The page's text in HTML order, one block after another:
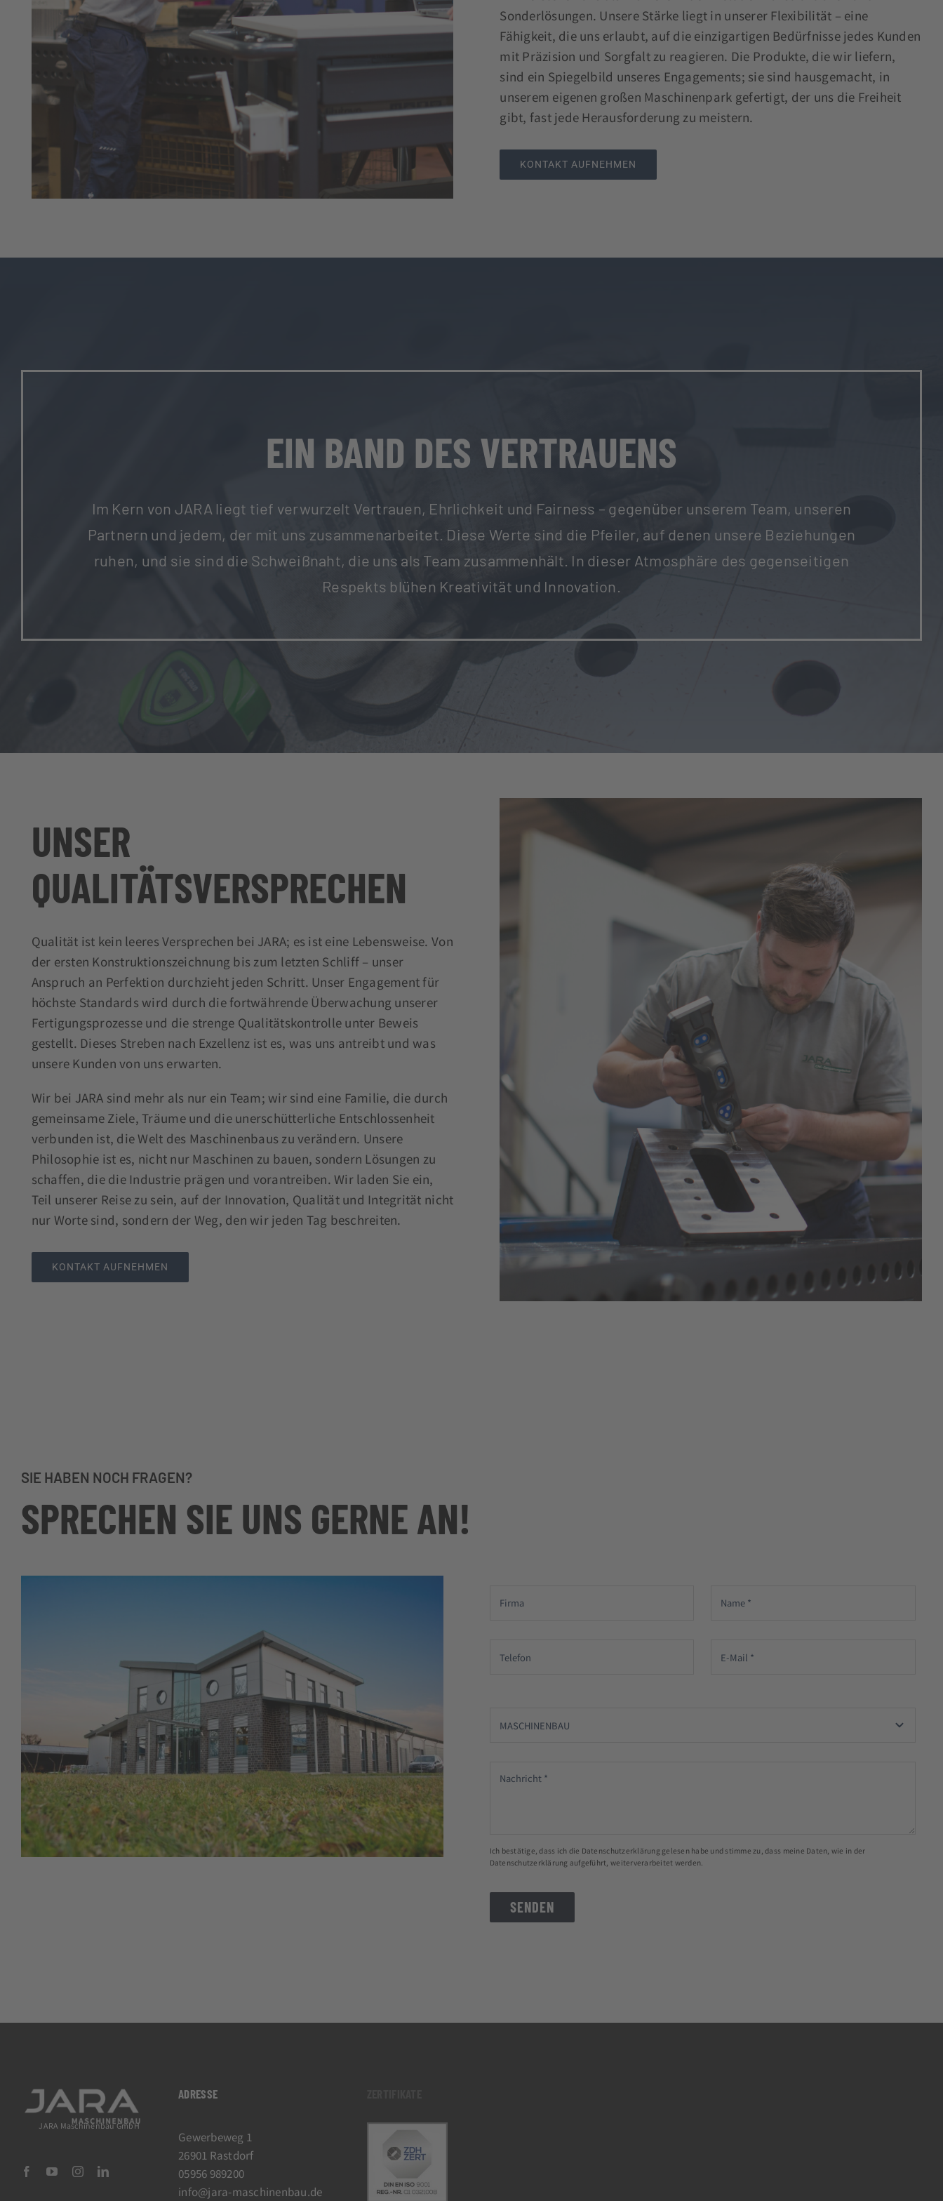
Sonderlösungen. Unsere Stärke liegt in unserer Flexibilität – eine
Fähigkeit, die uns erlaubt, auf die einzigartigen Bedürfnisse jedes Kunden
mit Präzision und Sorgfalt zu reagieren. Die Produkte, die wir liefern,
sind ein Spiegelbild unseres Engagements; sie sind hausgemacht, in
unserem eigenen großen Maschinenpark gefertigt, der uns die Freiheit
gibt, fast jede Herausforderung zu meistern.
KONTAKT AUFNEHMEN
EIN BAND DES VERTRAUENS
Im Kern von JARA liegt tief verwurzelt Vertrauen, Ehrlichkeit und Fairness – gegenüber unserem Team, unseren
Partnern und jedem, der mit uns zusammenarbeitet. Diese Werte sind die Pfeiler, auf denen unsere Beziehungen
ruhen, und sie sind die Schweißnaht, die uns als Team zusammenhält. In dieser Atmosphäre des gegenseitigen
Respekts blühen Kreativität und Innovation.
UNSER
QUALITÄTSVERSPRECHEN
Qualität ist kein leeres Versprechen bei JARA; es ist eine Lebensweise. Von
der ersten Konstruktionszeichnung bis zum letzten Schliff – unser
Anspruch an Perfektion durchzieht jeden Schritt. Unser Engagement für
höchste Standards wird durch die fortwährende Überwachung unserer
Fertigungsprozesse und die strenge Qualitätskontrolle unter Beweis
gestellt. Dieses Streben nach Exzellenz ist es, was uns antreibt und was
unsere Kunden von uns erwarten.
Wir bei JARA sind mehr als nur ein Team; wir sind eine Familie, die durch
gemeinsame Ziele, Träume und die unerschütterliche Entschlossenheit
verbunden ist, die Welt des Maschinenbaus zu verändern. Unsere
Philosophie ist es, nicht nur Maschinen zu bauen, sondern Lösungen zu
schaffen, die die Industrie prägen und vorantreiben. Wir laden Sie ein,
Teil unserer Reise zu sein, auf der Innovation, Qualität und Integrität nicht
nur Worte sind, sondern der Weg, den wir jeden Tag beschreiten.
KONTAKT AUFNEHMEN
SIE HABEN NOCH FRAGEN?
SPRECHEN SIE UNS GERNE AN!
Ich bestätige, dass ich die Datenschutzerklärung gelesen habe und stimme zu, dass meine Daten, wie in der
Datenschutzerklärung aufgeführt, weiterverarbeitet werden.
SENDEN
JARA Maschinenbau GmbH
ADRESSE
Gewerbeweg 1
26901 Rastdorf
05956 989200
info@jara-maschinenbau.de